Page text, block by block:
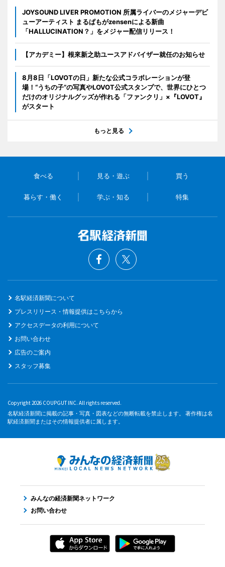
JOYSOUND LIVER PROMOTION 所属ライバーのメジャーデビ
ューアーティスト まるぱもがzensenによる新曲
「HALLUCINATION？」をメジャー配信リリース！
【アカデミー】根來新之助ユースアドバイザー就任のお知らせ
8月8日「LOVOTの日」新たな公式コラボレーションが登
場！“うちの子”の写真やLOVOT公式スタンプで、世界にひとつ
だけのオリジナルグッズが作れる「ファンクリ」×『LOVOT』
がスタート
もっと見る
食べる 見る・遊ぶ 買う
暮らす・働く 学ぶ・知る 特集
名駅経済新聞について
プレスリリース・情報提供はこちらから
アクセスデータの利用について
お問い合わせ
広告のご案内
スタッフ募集
Copyright 2026 COUPGUT INC. All rights reserved.
名駅経済新聞に掲載の記事・写真・図表などの無断転載を禁止します。 著作権は名
駅経済新聞またはその情報提供者に属します。
みんなの経済新聞ネットワーク
お問い合わせ